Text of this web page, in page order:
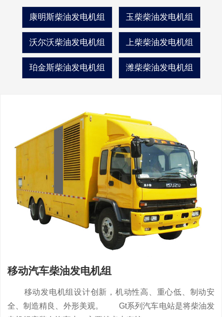
康明斯柴油发电机组 玉柴柴油发电机组
沃尔沃柴油发电机组 上柴柴油发电机组
珀金斯柴油发电机组 潍柴柴油发电机组
移动汽车柴油发电机组
移动发电机组设计创新，机动性高、重心低、制动安
全、制造精良、外形美观。 Gt系列汽车电站是将柴油发